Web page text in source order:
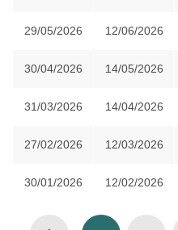
29/05/2026 12/06/2026
30/04/2026 14/05/2026
31/03/2026 14/04/2026
27/02/2026 12/03/2026
30/01/2026 12/02/2026